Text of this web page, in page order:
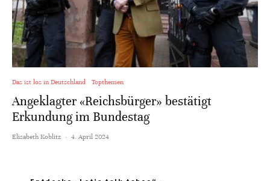
Das ist los in Deutschland Topthemen
Angeklagter «Reichsbürger» bestätigt
Erkundung im Bundestag
Elisabeth Koblitz · 4. April 2024